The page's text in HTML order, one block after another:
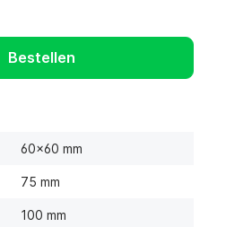
Bestellen
60x60 mm
75 mm
100 mm